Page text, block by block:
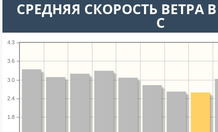
СРЕДНЯЯ СКОРОСТЬ ВЕТРА
С
1.8
2.4
3.0
3.6
4.3